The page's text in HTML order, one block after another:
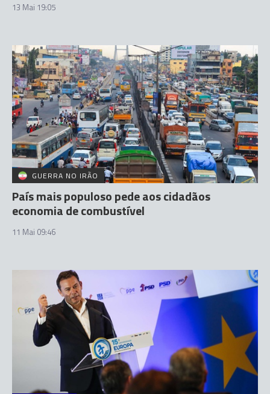
13 Mai 19:05
GUERRA NO IRÃO
País mais populoso pede aos cidadãos
economia de combustível
11 Mai 09:46